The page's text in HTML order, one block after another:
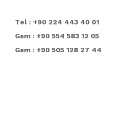
Tel : +90 224 443 40 01
Gsm : +90 554 583 12 05
Gsm : +90 505 128 27 44